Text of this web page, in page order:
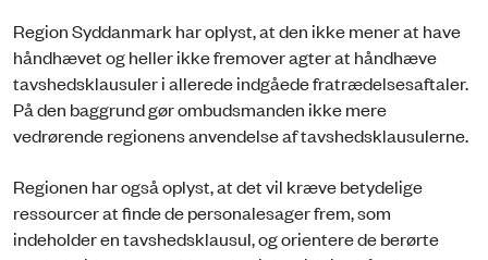
Region Syddanmark har oplyst, at den ikke mener at have
håndhævet og heller ikke fremover agter at håndhæve
tavshedsklausuler i allerede indgåede fratrædelsesaftaler.
På den baggrund gør ombudsmanden ikke mere
vedrørende regionens anvendelse af tavshedsklausulerne.
Regionen har også oplyst, at det vil kræve betydelige
ressourcer at finde de personalesager frem, som
indeholder en tavshedsklausul, og orientere de berørte